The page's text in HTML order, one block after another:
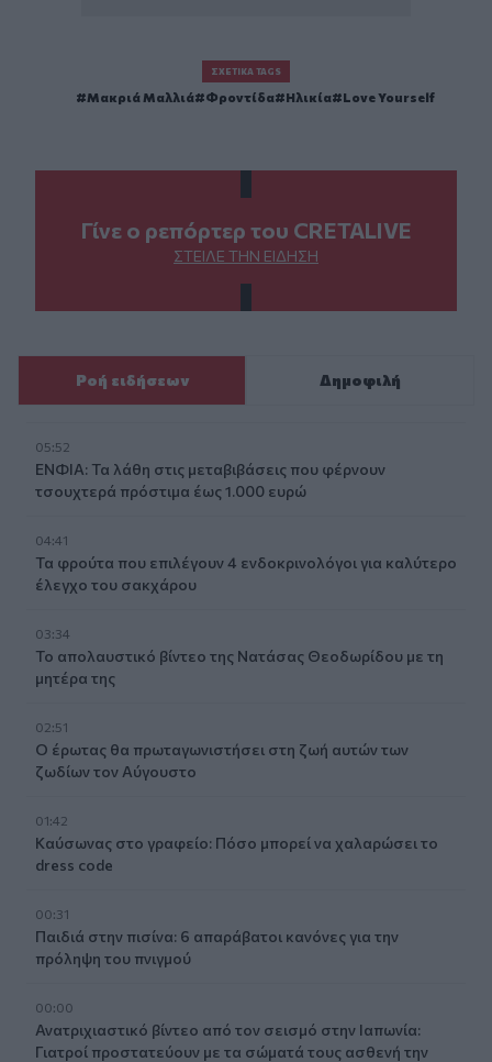
ΣΧΕΤΙΚΆ TAGS
Μακριά Μαλλιά Φροντίδα Ηλικία Love Yourself
Γίνε ο ρεπόρτερ του CRETALIVE
ΣΤΕΊΛΕ ΤΗΝ ΕΊΔΗΣΗ
Ροή ειδήσεων Δημοφιλή
05:52
ΕΝΦΙΑ: Τα λάθη στις μεταβιβάσεις που φέρνουν
τσουχτερά πρόστιμα έως 1.000 ευρώ
04:41
Τα φρούτα που επιλέγουν 4 ενδοκρινολόγοι για καλύτερο
έλεγχο του σακχάρου
03:34
Το απολαυστικό βίντεο της Νατάσας Θεοδωρίδου με τη
μητέρα της
02:51
Ο έρωτας θα πρωταγωνιστήσει στη ζωή αυτών των
ζωδίων τον Αύγουστο
01:42
Καύσωνας στο γραφείο: Πόσο μπορεί να χαλαρώσει το
dress code
00:31
Παιδιά στην πισίνα: 6 απαράβατοι κανόνες για την
πρόληψη του πνιγμού
00:00
Ανατριχιαστικό βίντεο από τον σεισμό στην Ιαπωνία:
Γιατροί προστατεύουν με τα σώματά τους ασθενή την